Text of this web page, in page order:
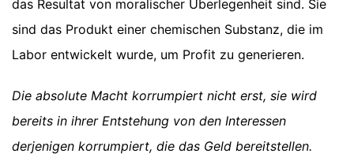
das Resultat von moralischer Überlegenheit sind. Sie
sind das Produkt einer chemischen Substanz, die im
Labor entwickelt wurde, um Profit zu generieren.
Die absolute Macht korrumpiert nicht erst, sie wird
bereits in ihrer Entstehung von den Interessen
derjenigen korrumpiert, die das Geld bereitstellen.